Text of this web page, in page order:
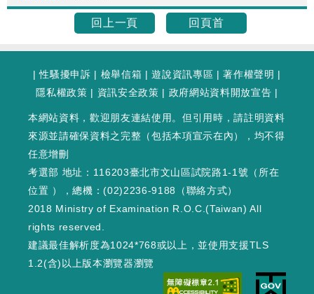
回上一頁 回頁首
|性騷擾申訴 | 檢舉信箱 |遊說資訊專區 |著作權聲明 |
隱私權政策 | 資訊安全政策 | 政府網站資料開放宣告 |
本網站資料，歡迎朋友連結使用。但引用時，請註明資料
來源並請確保資料之完整（包括本項宣示在內），均不得
任意增刪
考選部 地址：116203臺北市文山區試院路1-1號（ 所在
位置 ），總機：(02)2236-9188（聯絡方式）
2018 Ministry of Examination R.O.C.(Taiwan) All
rights reserved.
建議最佳解析度為1024*768或以上，並使用支援TLS
1.2(含)以上版本瀏覽器瀏覽